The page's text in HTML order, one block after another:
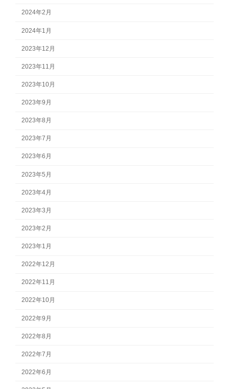
2024年2月
2024年1月
2023年12月
2023年11月
2023年10月
2023年9月
2023年8月
2023年7月
2023年6月
2023年5月
2023年4月
2023年3月
2023年2月
2023年1月
2022年12月
2022年11月
2022年10月
2022年9月
2022年8月
2022年7月
2022年6月